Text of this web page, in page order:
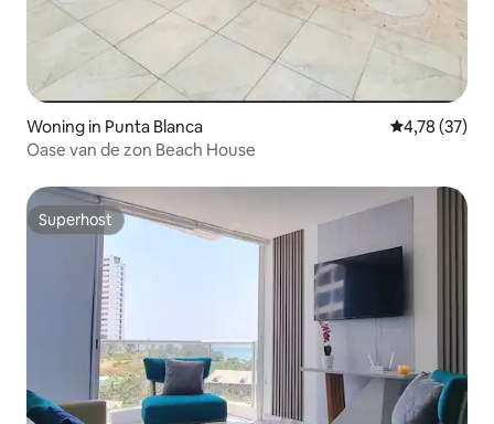
Woning in Punta Blanca Gemiddelde
4,78 (37)
Oase van de zon Beach House
Superhost
Superhost